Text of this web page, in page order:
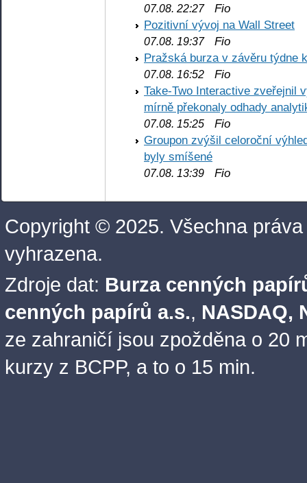
07.08. 22:27Fio
Pozitivní vývoj na Wall Street
07.08. 19:37Fio
Pražská burza v závěru týdne
07.08. 16:52 Fio
Take-Two Interactive zveřejnil
mírně překonaly odhady
07.08. 15:25 Fio
Groupon zvýšil celoroční
byly smíšené
07.08. 13:39 Fio
Copyright © 2025. Všechna práva
vyhrazena.
Zdroje dat: Burza cenných
cenných papírů a.s., NASDAQ,
ze zahraničí jsou zpožděna o 20
kurzy z BCPP, a to o 15 min.